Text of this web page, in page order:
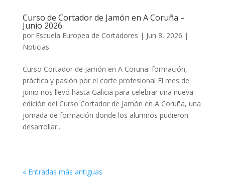
Curso de Cortador de Jamón en A Coruña –
Junio 2026
por Escuela Europea de Cortadores | Jun 8, 2026 |
Noticias
Curso Cortador de Jamón en A Coruña: formación,
práctica y pasión por el corte profesional El mes de
junio nos llevó hasta Galicia para celebrar una nueva
edición del Curso Cortador de Jamón en A Coruña, una
jornada de formación donde los alumnos pudieron
desarrollar...
« Entradas más antiguas